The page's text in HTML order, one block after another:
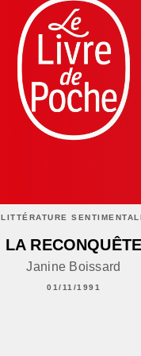
LITTÉRATURE
LA RECONQUÊTE
Janine Boissard
01/11/1991